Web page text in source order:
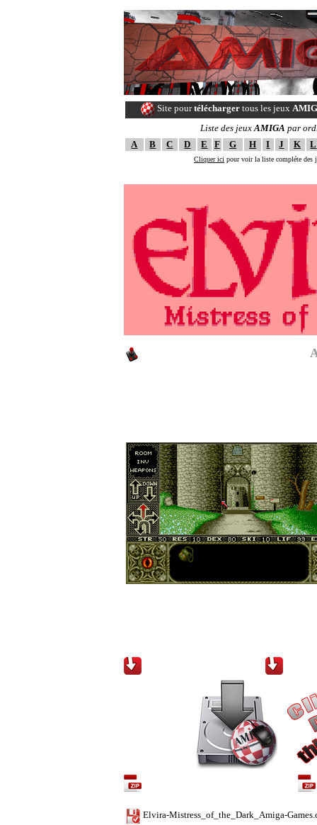
Site pourtélécharger tous les jeux
Liste des jeuxAMIGA par
A
B C D E F G H I J K L
Cliquer ici pour voir la liste compléte des
Elvira-Mistress_of_the_Dark_Amiga-